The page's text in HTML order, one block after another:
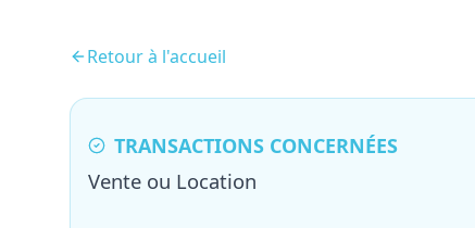
Retour à l'accueil
TRANSACTIONS CONCERNÉES
Vente ou Location